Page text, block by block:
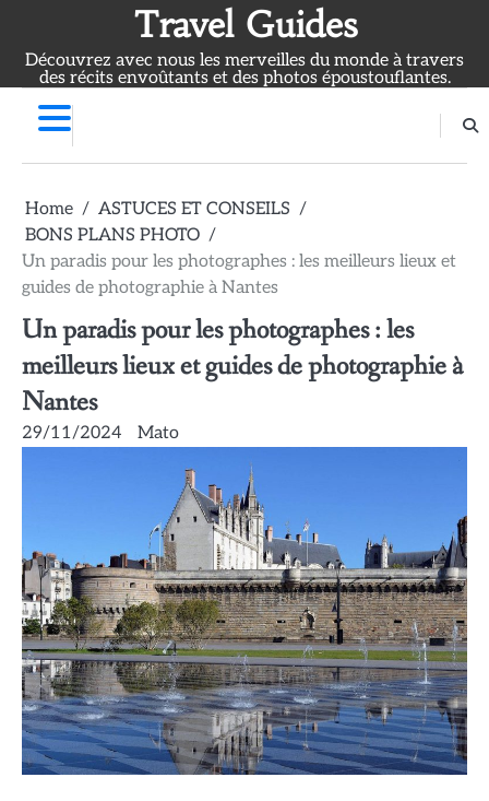
content
Travel Guides
Découvrez avec nous les merveilles du monde à travers
des récits envoûtants et des photos époustouflantes.
Home
ASTUCES ET CONSEILS
BONS PLANS PHOTO
Un paradis pour les photographes : les meilleurs lieux et
guides de photographie à Nantes
Un paradis pour les photographes : les
meilleurs lieux et guides de photographie à
Nantes
29/11/2024 Mato